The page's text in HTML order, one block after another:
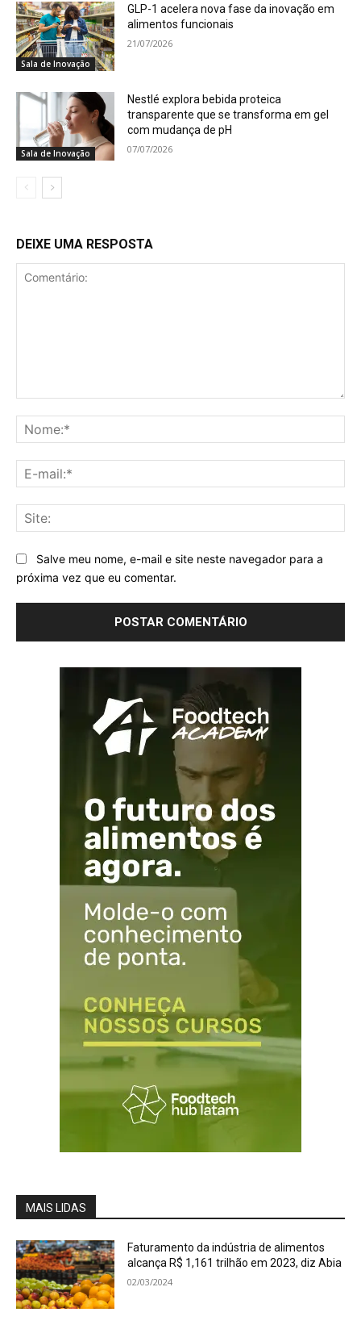
Sala de Inovação
GLP-1 acelera nova fase da inovação em
alimentos funcionais
21/07/2026
Sala de Inovação
Nestlé explora bebida proteica
transparente que se transforma em gel
com mudança de pH
07/07/2026
DEIXE UMA RESPOSTA
Salve meu nome, e-mail e site neste navegador para a
próxima vez que eu comentar.
MAIS LIDAS
Faturamento da indústria de alimentos
alcança R$ 1,161 trilhão em 2023, diz Abia
02/03/2024